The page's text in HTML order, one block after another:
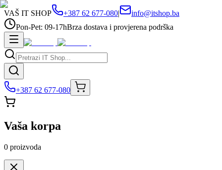
VAŠ IT SHOP +387 62 677-080|
info@itshop.ba
Pon-Pet: 09-17hBrza dostava i provjerena podrška
+387 62 677-080
Vaša korpa
0 proizvoda